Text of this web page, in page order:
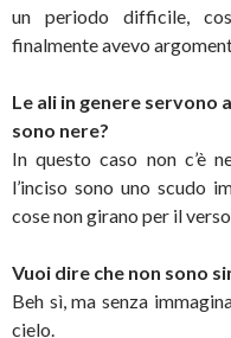
un periodo difficile,
finalmente avevo
Le ali in genere servono
sono nere?
In questo caso non c’è
l’inciso sono uno scudo
cose non girano per il
Vuoi dire che non sono
Beh sì, ma senza
cielo.